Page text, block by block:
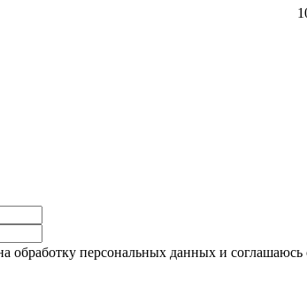
обработку персональных данных и